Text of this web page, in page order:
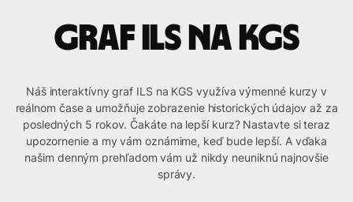
graf ILS na KGS
Náš interaktívny graf ILS na KGS využíva výmenné kurzy v
reálnom čase a umožňuje zobrazenie historických údajov až za
posledných 5 rokov. Čakáte na lepší kurz? Nastavte si teraz
upozornenie a my vám oznámime, keď bude lepší. A vďaka
našim denným prehľadom vám už nikdy neuniknú najnovšie
správy.